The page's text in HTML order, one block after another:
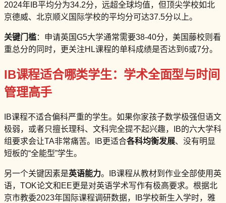
2024年IB平均分为34.2分，远超全球均值，但顶尖学校如北
京德威、北京顺义国际学校的平均分可达37.5分以上。
关键门槛：申请英国G5大学通常需要38-40分，美国藤校则看
重总分的同时，更关注HL课程的单科成绩是否达到6或7分。
IB课程适合哪类学生：学术全面型与时间
管理高手
IB课程不适合偏科严重的学生。如果你家孩子数学极强但语文
极弱，或者只擅长理科、文科完全提不起兴趣，IB的六大学科
组要求会让TA非常痛苦。IB更适合各科均衡发展、没有明显
短板的“全能型”学生。
另一个关键因素是英语能力。IB课程从教材到作业全部使用英
语，TOK论文和EE更是对英语学术写作有极高要求。根据北
京市教委2023年国际课程调研数据，IB学校新生入学时，雅